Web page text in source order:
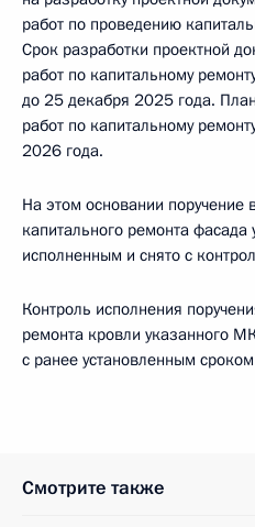
работ по проведению
Срок разработки проектной
работ по капитальному
до 25 декабря 2025 года.
работ по капитальному
2026 года.
На этом основании поручение
капитального ремонта
исполненным и снято с
Контроль исполнения
ремонта кровли указанного
с ранее установленным
Смотрите также